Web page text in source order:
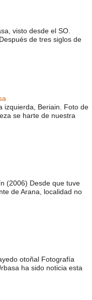
visto desde el SO.
de tres siglos de
izquierda, Beriain. Foto de
se harte de nuestra
(2006) Desde que tuve
de Arana, localidad no
otoñal Fotografía
ha sido noticia esta